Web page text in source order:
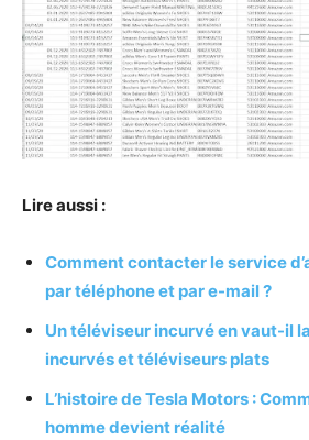
Lire aussi :
Comment contacter le service
par téléphone et par e-mail ?
Un téléviseur incurvé en vaut-il
incurvés et téléviseurs plats
L’histoire de Tesla Motors :
homme devient réalité